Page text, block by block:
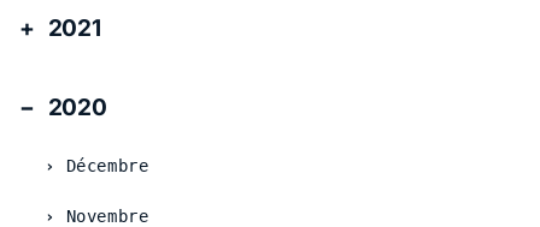
2021
2020
Décembre
Novembre